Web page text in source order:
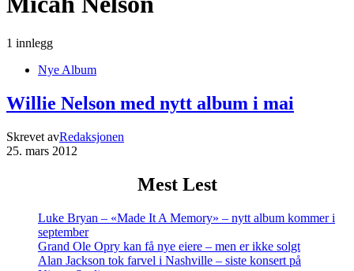
1 innlegg
Nye Album
Willie Nelson med nytt album i mai
Skrevet avRedaksjonen
25. mars 2012
Mest Lest
Luke Bryan – «Made It A Memory» – nytt album kommer i
september
Grand Ole Opry kan få nye eiere – men er ikke solgt
Alan Jackson tok farvel i Nashville – siste konsert på